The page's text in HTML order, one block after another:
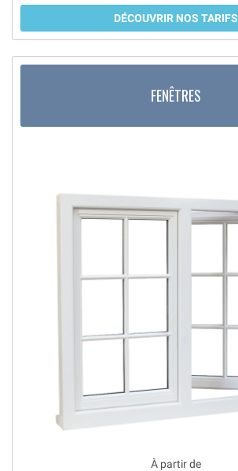
DÉCOUVRIR NOS TARIFS
FENÊTRES
À partir de